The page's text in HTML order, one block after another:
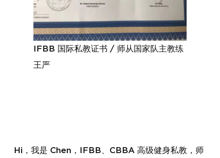
IFBB 国际私教证书 / 师从国家队主教练
王严
Hi，我是 Chen，IFBB、CBBA 高级健身私教，师